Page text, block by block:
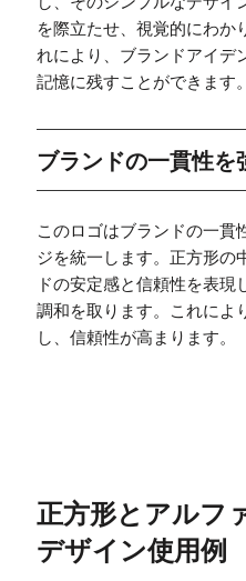
を際立たせ、視覚的にわか
れにより、ブランドアイデ
記憶に残すことができます。
ブランドの一貫性を
このロゴはブランドの一貫
ジを統一します。正方形の
ドの安定感と信頼性を表
調和を取ります。これによ
し、信頼性が高まります。
正方形とアルフ
デザイン使用例